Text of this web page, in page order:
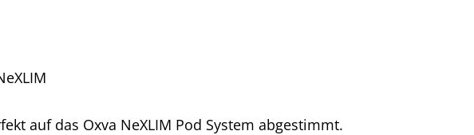
auf das Oxva NeXLIM Pod System abgestimmt.